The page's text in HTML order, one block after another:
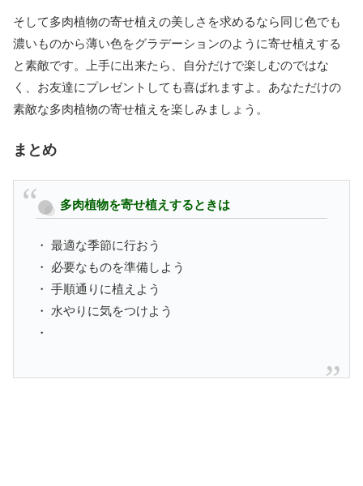
そして多肉植物の寄せ植えの美しさを求めるなら同じ色でも
濃いものから薄い色をグラデーションのように寄せ植えする
と素敵です。上手に出来たら、自分だけで楽しむのではな
く、お友達にプレゼントしても喜ばれますよ。あなただけの
素敵な多肉植物の寄せ植えを楽しみましょう。
まとめ
多肉植物を寄せ植えするときは
・ 最適な季節に行おう
・ 必要なものを準備しよう
・ 手順通りに植えよう
・ 水やりに気をつけよう
・